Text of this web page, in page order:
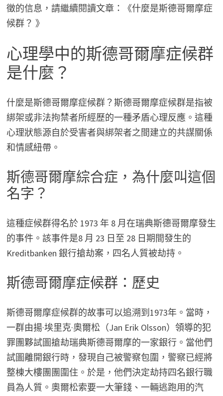
徵的信息，請繼續閱讀文章：《什麼是斯德哥爾摩症
候群？ 》
心理學中的斯德哥爾摩症候群
是什麼？
什麼是斯德哥爾摩症候群？斯德哥爾摩症候群是指被
綁架或非法拘禁者所經歷的一種矛盾心理反應。這種
心理狀態源自於受害者與綁架者之間建立的共謀關係
和情感紐帶。
斯德哥爾摩綜合症，為什麼叫這個
名字？
這種症候群得名於 1973 年 8 月在瑞典斯德哥爾摩發生
的事件。該事件是8 月 23 日至 28 日期間發生的
Kreditbanken 銀行搶劫案，四名人質被劫持。
斯德哥爾摩症候群：歷史
斯德哥爾摩症候群的故事可以追溯到1973年。當時，
一群由揚·埃里克·奧爾松（Jan Erik Olsson）領導的犯
罪團夥試圖搶劫瑞典斯德哥爾摩的一家銀行。當他們
試圖離開銀行時，發現自己被警察包圍，警察已經將
整棟大樓團團圍住。於是，他們決定劫持四名銀行職
員為人質。奧爾松索要一大筆錢、一輛逃跑用的汽